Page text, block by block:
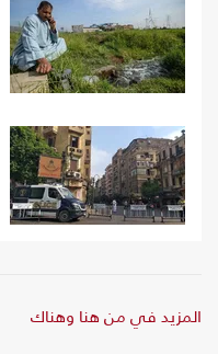
المزيد في من هنا وهناك